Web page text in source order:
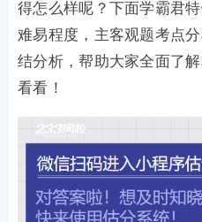
得怎么样呢？下面学霸君
难易程度，主客观题考点
结分析，帮助大家全面了
看看！